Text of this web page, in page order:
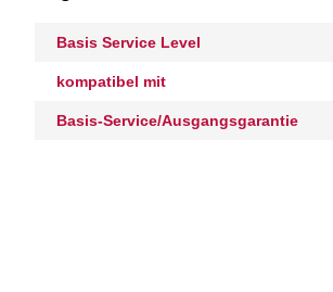
Basis Service Level
kompatibel mit
Basis-Service/Ausgangsgarantie